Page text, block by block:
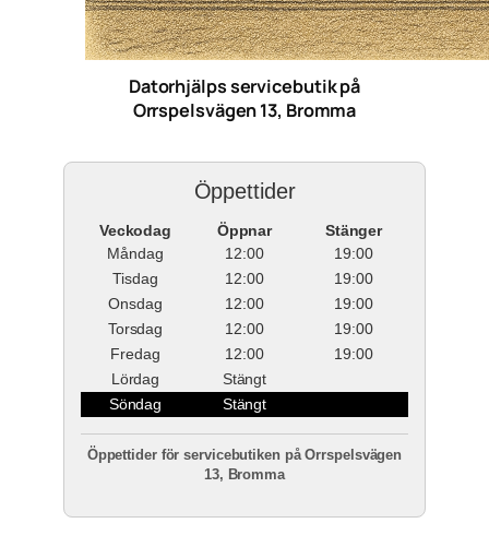
Datorhjälps servicebutik på
Orrspelsvägen 13, Bromma
Öppettider
Veckodag Öppnar
Stänger
Måndag
12:00
19:00
Tisdag
12:00
19:00
Onsdag
12:00
19:00
Torsdag
12:00
19:00
Fredag
12:00
19:00
Lördag
Stängt
Söndag
Stängt
Öppettider för servicebutiken på Orrspelsvägen
13, Bromma